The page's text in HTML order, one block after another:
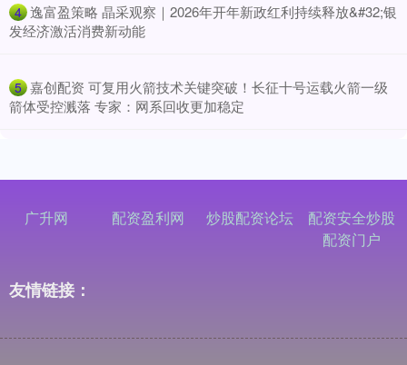
4 ​逸富盈策略 晶采观察｜2026年开年新政红利持续释放&#32;银
发经济激活消费新动能
5 ​嘉创配资 可复用火箭技术关键突破！长征十号运载火箭一级
箭体受控溅落 专家：网系回收更加稳定
广升网 配资盈利网 炒股配资论坛
配资安全炒股
配资门户
友情链接：